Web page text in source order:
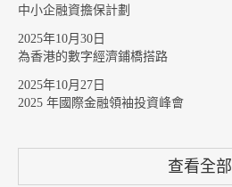
中小企融資擔保計劃
2025年10月30日
為香港的數字經濟鋪橋搭路
2025年10月27日
2025 年國際金融領袖投資峰會
查看全部